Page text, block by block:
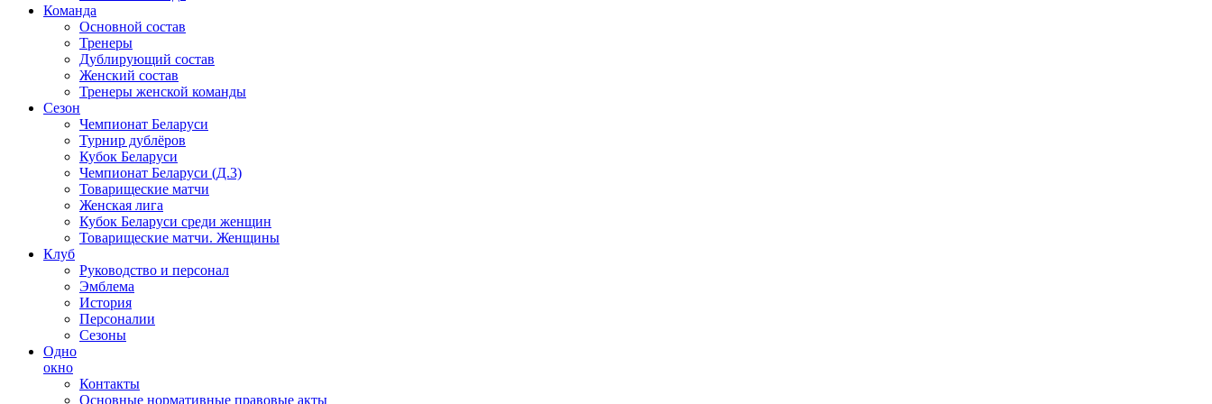
Команда
Основной состав
Тренеры
Дублирующий состав
Женский состав
Тренеры женской команды
Сезон
Чемпионат Беларуси
Турнир дублёров
Кубок Беларуси
Чемпионат Беларуси (Д.3)
Товарищеские матчи
Женская лига
Кубок Беларуси среди женщин
Товарищеские матчи. Женщины
Клуб
Руководство и персонал
Эмблема
История
Персоналии
Сезоны
Одно
окно
Контакты
Основные нормативные правовые акты